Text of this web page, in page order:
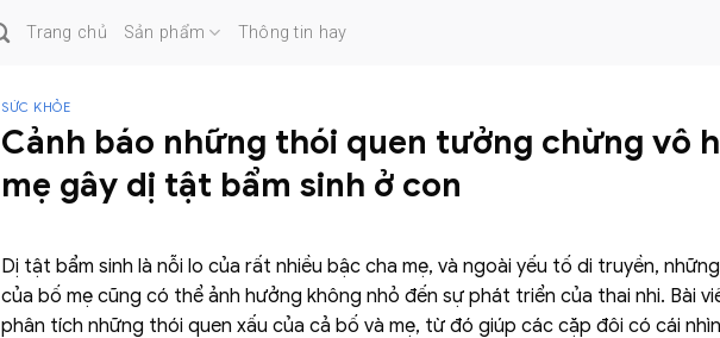
Trang chủ Sản phẩm Thông tin hay
SỨC KHỎE
Cảnh báo những thói quen tưởng chừng vô
mẹ gây dị tật bẩm sinh ở con
Dị tật bẩm sinh là nỗi lo của rất nhiều bậc cha mẹ, và ngoài yếu tố di truyền,
của bố mẹ cũng có thể ảnh hưởng không nhỏ đến sự phát triển của thai nhi. Bài
phân tích những thói quen xấu của cả bố và mẹ, từ đó giúp các cặp đôi có cái